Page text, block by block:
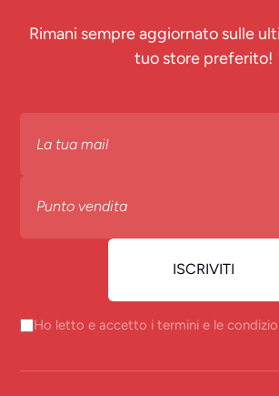
Rimani sempre aggiornato sulle
tuo store preferito!
Ho letto e accetto i termini e le